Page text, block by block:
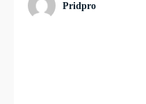
Pridpro